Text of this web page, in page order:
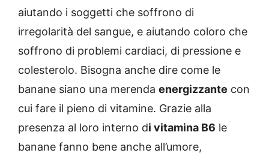
aiutando i soggetti che soffrono di
irregolarità del sangue, e aiutando coloro che
soffrono di problemi cardiaci, di pressione e
colesterolo. Bisogna anche dire come le
banane siano una merenda energizzante con
cui fare il pieno di vitamine. Grazie alla
presenza al loro interno di vitamina B6 le
banane fanno bene anche all’umore,